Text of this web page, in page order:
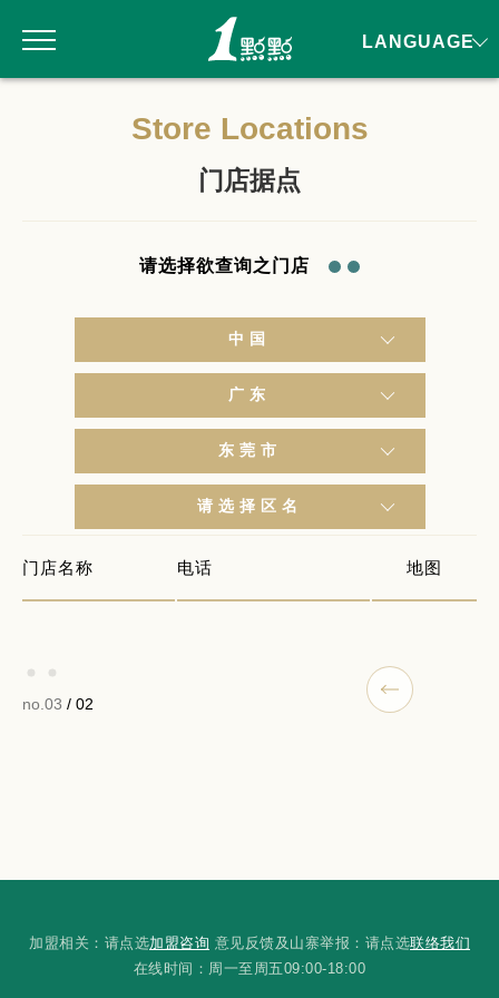
Store Locations
门店据点
请选择欲查询之门店
中国
广东
东莞市
请选择区名
门店名称 电话 地图
no.03 / 02
加盟相关：请点选加盟咨询 意见反馈及山寨举报：请点选联络我们
在线时间：周一至周五09:00-18:00
LANGUAGE